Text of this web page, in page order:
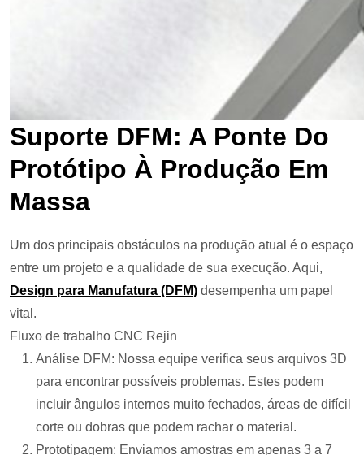
Suporte DFM: A Ponte Do
Protótipo À Produção Em
Massa
Um dos principais obstáculos na produção atual é o espaço
entre um projeto e a qualidade de sua execução. Aqui,
Design para Manufatura (DFM) desempenha um papel
vital.
Fluxo de trabalho CNC Rejin
Análise DFM: Nossa equipe verifica seus arquivos 3D
para encontrar possíveis problemas. Estes podem
incluir ângulos internos muito fechados, áreas de difícil
corte ou dobras que podem rachar o material.
Prototipagem: Enviamos amostras em apenas 3 a 7